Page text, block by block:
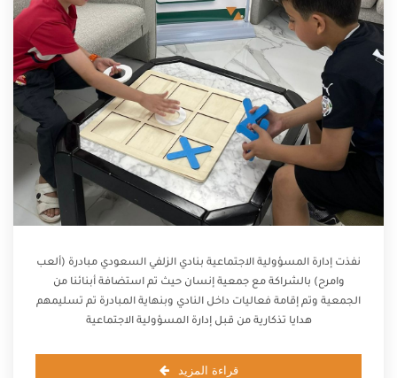
نفذت إدارة المسؤولية الاجتماعية بنادي الزلفي السعودي مبادرة (ألعب
وامرح) بالشراكة مع جمعية إنسان حيث تم استضافة أبنائنا من
الجمعية وتم إقامة فعاليات داخل النادي وبنهاية المبادرة تم تسليمهم
هدايا تذكارية من قبل إدارة المسؤولية الاجتماعية
قراءة المزيد